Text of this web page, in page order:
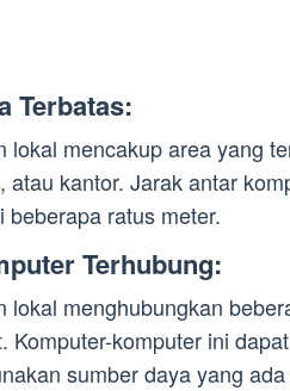
Terbatas:
lokal mencakup area yang
atau kantor. Jarak antar
beberapa ratus meter.
Terhubung:
lokal menghubungkan
Komputer-komputer ini
sumber daya yang